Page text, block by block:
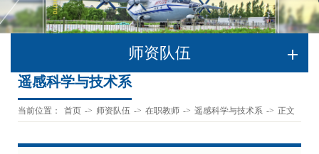
师资队伍
遥感科学与技术系
当前位置： 首页 -> 师资队伍 -> 在职教师 -> 遥感科学与技术系 -> 正文